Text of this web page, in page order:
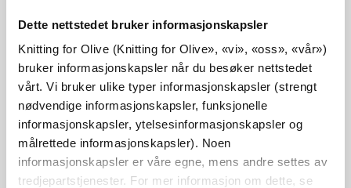
Dette nettstedet bruker informasjonskapsler
Knitting for Olive (Knitting for Olive», «vi», «oss», «vår»)
bruker informasjonskapsler når du besøker nettstedet
vårt. Vi bruker ulike typer informasjonskapsler (strengt
nødvendige informasjonskapsler, funksjonelle
informasjonskapsler, ytelsesinformasjonskapsler og
målrettede informasjonskapsler). Noen
informasjonskapsler er våre egne, mens andre settes av
tredjepartstjenester. For mer informasjon om dette, se
Merinoull har mange gode egenskaper. Den er
temperaturregulerende. Det vil si at ullen holder kroppen
varm i kaldt vær, og frigjør varme i varmt vær, slik at huden
holdes kjølig. Samtidig kan ull, i likhet med silke,
transportere fuktighet bort fra huden, og kan absorbere 30
% av sin egen vekt uten å føles våt.